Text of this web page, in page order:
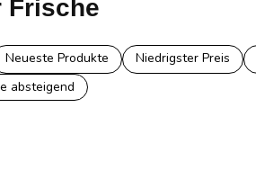
Frische
Neueste Produkte Niedrigster Preis
absteigend